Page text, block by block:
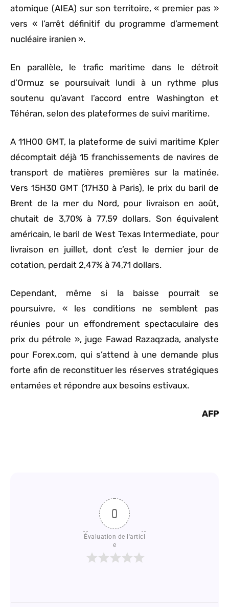
atomique (AIEA) sur son territoire, « premier pas »
vers « l’arrêt définitif du programme d’armement
nucléaire iranien ».
En parallèle, le trafic maritime dans le détroit
d’Ormuz se poursuivait lundi à un rythme plus
soutenu qu’avant l’accord entre Washington et
Téhéran, selon des plateformes de suivi maritime.
A 11H00 GMT, la plateforme de suivi maritime Kpler
décomptait déjà 15 franchissements de navires de
transport de matières premières sur la matinée.
Vers 15H30 GMT (17H30 à Paris), le prix du baril de
Brent de la mer du Nord, pour livraison en août,
chutait de 3,70% à 77,59 dollars. Son équivalent
américain, le baril de West Texas Intermediate, pour
livraison en juillet, dont c’est le dernier jour de
cotation, perdait 2,47% à 74,71 dollars.
Cependant, même si la baisse pourrait se
poursuivre, « les conditions ne semblent pas
réunies pour un effondrement spectaculaire des
prix du pétrole », juge Fawad Razaqzada, analyste
pour Forex.com, qui s’attend à une demande plus
forte afin de reconstituer les réserves stratégiques
entamées et répondre aux besoins estivaux.
AFP
0
Évaluation de l'articl
e